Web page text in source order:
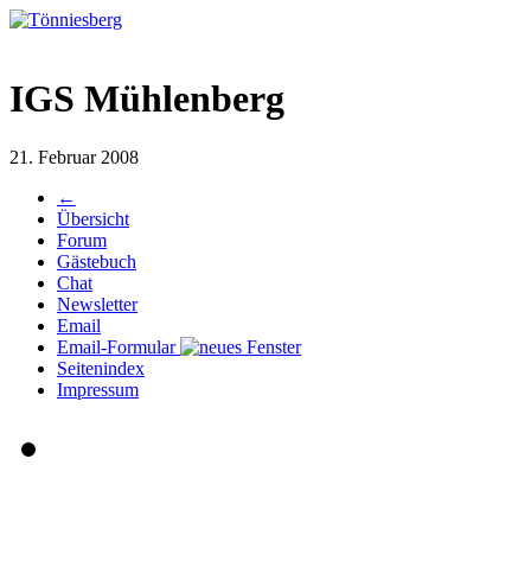
IGS Mühlenberg
21. Februar 2008
←
Übersicht
Forum
Gästebuch
Chat
Newsletter
Email
Email-Formular
Seitenindex
Impressum